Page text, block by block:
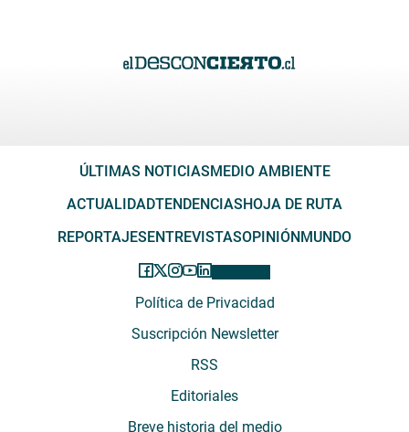
ÚLTIMAS NOTICIASMEDIO AMBIENTE
ACTUALIDADTENDENCIASHOJA DE RUTA
REPORTAJESENTREVISTASOPINIÓNMUNDO
Política de Privacidad
Suscripción Newsletter
RSS
Editoriales
Breve historia del medio